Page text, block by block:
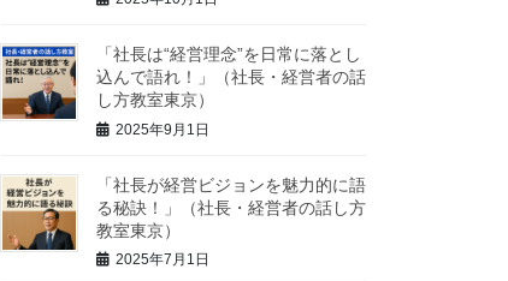
「社長は“経営理念”を日常に落とし
込んで語れ！」（社長・経営者の話
し方教室東京）
2025年9月1日
「社長が経営ビジョンを魅力的に語
る秘訣！」（社長・経営者の話し方
教室東京）
2025年7月1日